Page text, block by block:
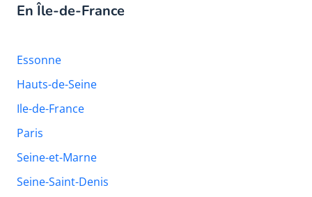
En Île-de-France
Essonne
Hauts-de-Seine
Ile-de-France
Paris
Seine-et-Marne
Seine-Saint-Denis